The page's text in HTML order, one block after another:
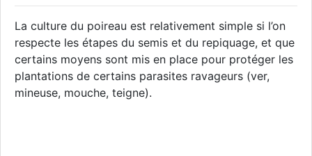
La culture du poireau est relativement simple si l’on
respecte les étapes du semis et du repiquage, et que
certains moyens sont mis en place pour protéger les
plantations de certains parasites ravageurs (ver,
mineuse, mouche, teigne).